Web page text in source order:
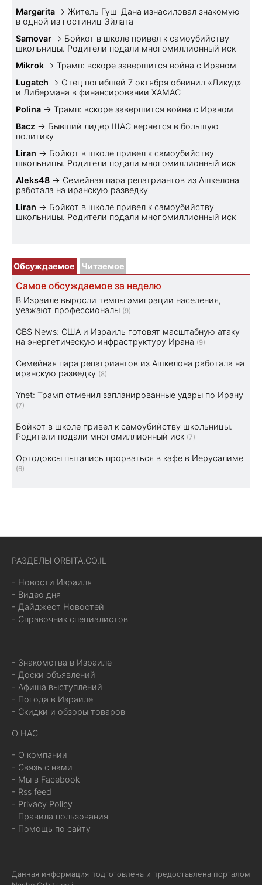
Margarita → Житель Гуш-Дана изнасиловал знакомую
в одной из гостиниц Эйлата
Samovar → Бойкот в школе привел к самоубийству
школьницы. Родители подали многомиллионный иск
Mikrok → Трамп: вскоре завершится война с Ираном
Lugatch → Отец погибшей 7 октября обвинил «Ликуд»
и Либермана в финансировании ХАМАС
Polina → Трамп: вскоре завершится война с Ираном
Bacz → Бывший лидер ШАС вернется в большую
политику
Liran → Бойкот в школе привел к самоубийству
школьницы. Родители подали многомиллионный иск
Aleks48 → Семейная пара репатриантов из Ашкелона
работала на иранскую разведку
Liran → Бойкот в школе привел к самоубийству
школьницы. Родители подали многомиллионный иск
Обсуждаемое Читаемое
Самое обсуждаемое за неделю
В Израиле выросли темпы эмиграции населения,
уезжают профессионалы (9)
CBS News: США и Израиль готовят масштабную атаку
на энергетическую инфраструктуру Ирана (9)
Семейная пара репатриантов из Ашкелона работала на
иранскую разведку (8)
Ynet: Трамп отменил запланированные удары по Ирану
(7)
Бойкот в школе привел к самоубийству школьницы.
Родители подали многомиллионный иск (7)
Ортодоксы пытались прорваться в кафе в Иерусалиме
(6)
РАЗДЕЛЫ ORBITA.CO.IL
- Новости Израиля
- Видео дня
- Дайджест Новостей
- Справочник специалистов
- Знакомства в Израиле
- Доски объявлений
- Афиша выступлений
- Погода в Израиле
- Скидки и обзоры товаров
О НАС
- О компании
- Связь с нами
- Мы в Facebook
- Rss feed
- Privacy Policy
- Правила пользования
- Помощь по сайту
Данная информация подготовлена и предоставлена порталом